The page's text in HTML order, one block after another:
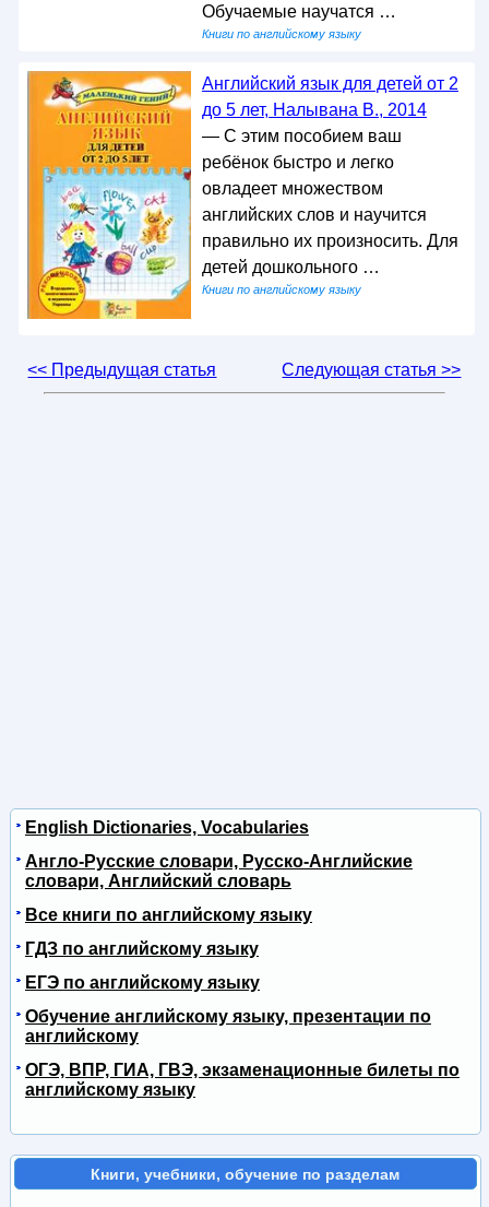
Обучаемые научатся …
Книги по английскому языку
Английский язык для детей от 2
до 5 лет, Налывана В., 2014
— С этим пособием ваш
ребёнок быстро и легко
овладеет множеством
английских слов и научится
правильно их произносить. Для
детей дошкольного …
Книги по английскому языку
<< Предыдущая статья Следующая статья >>
English Dictionaries, Vocabularies
Англо-Русские словари, Русско-Английские
словари, Английский словарь
Все книги по английскому языку
ГДЗ по английскому языку
ЕГЭ по английскому языку
Обучение английскому языку, презентации по
английскому
ОГЭ, ВПР, ГИА, ГВЭ, экзаменационные билеты по
английскому языку
Книги, учебники, обучение по разделам